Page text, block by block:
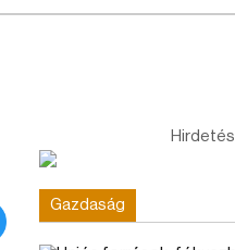
Hirdetés
Gazdaság